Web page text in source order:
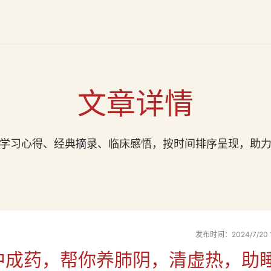
文章详情
习心得、经典摘录、临床感悟，按时间排序呈现，助
发布时间：2024/7/20
药，帮你养肺阴，清虚热，助